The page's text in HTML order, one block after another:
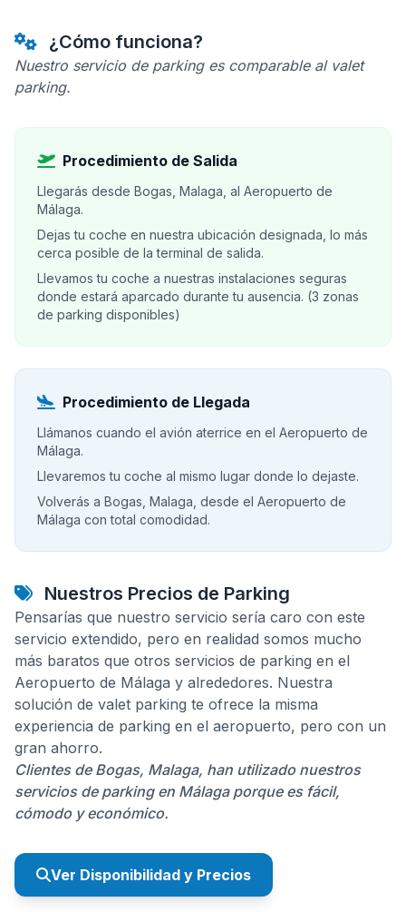
¿Cómo funciona?
Nuestro servicio de parking es comparable al valet
parking.
Procedimiento de Salida
Llegarás desde Bogas, Malaga, al Aeropuerto de
Málaga.
Dejas tu coche en nuestra ubicación designada, lo más
cerca posible de la terminal de salida.
Llevamos tu coche a nuestras instalaciones seguras
donde estará aparcado durante tu ausencia. (3 zonas
de parking disponibles)
Procedimiento de Llegada
Llámanos cuando el avión aterrice en el Aeropuerto de
Málaga.
Llevaremos tu coche al mismo lugar donde lo dejaste.
Volverás a Bogas, Malaga, desde el Aeropuerto de
Málaga con total comodidad.
Nuestros Precios de Parking
Pensarías que nuestro servicio sería caro con este
servicio extendido, pero en realidad somos mucho
más baratos que otros servicios de parking en el
Aeropuerto de Málaga y alrededores. Nuestra
solución de valet parking te ofrece la misma
experiencia de parking en el aeropuerto, pero con un
gran ahorro.
Clientes de Bogas, Malaga, han utilizado nuestros
servicios de parking en Málaga porque es fácil,
cómodo y económico.
Ver Disponibilidad y Precios